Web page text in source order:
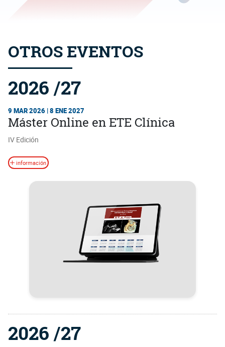
OTROS EVENTOS
2026 /27
9 MAR 2026 | 8 ENE 2027
Máster Online en ETE Clínica
IV Edición
información
2026 /27